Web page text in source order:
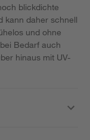
blickdichte
kann daher schnell
und ohne
Bedarf auch
hinaus mit UV-